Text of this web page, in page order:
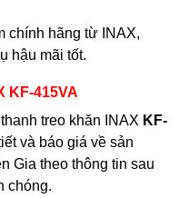
chính hãng từ INAX,
hậu mãi tốt.
KF-415VA
treo khăn INAX KF-
và báo giá về sản
Gia theo thông tin sau
chóng.